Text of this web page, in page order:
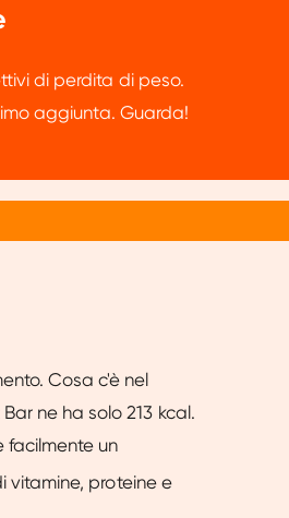
di perdita di peso.
aggiunta. Guarda!
Cosa c'è nel
ne ha solo 213 kcal.
facilmente un
vitamine, proteine e